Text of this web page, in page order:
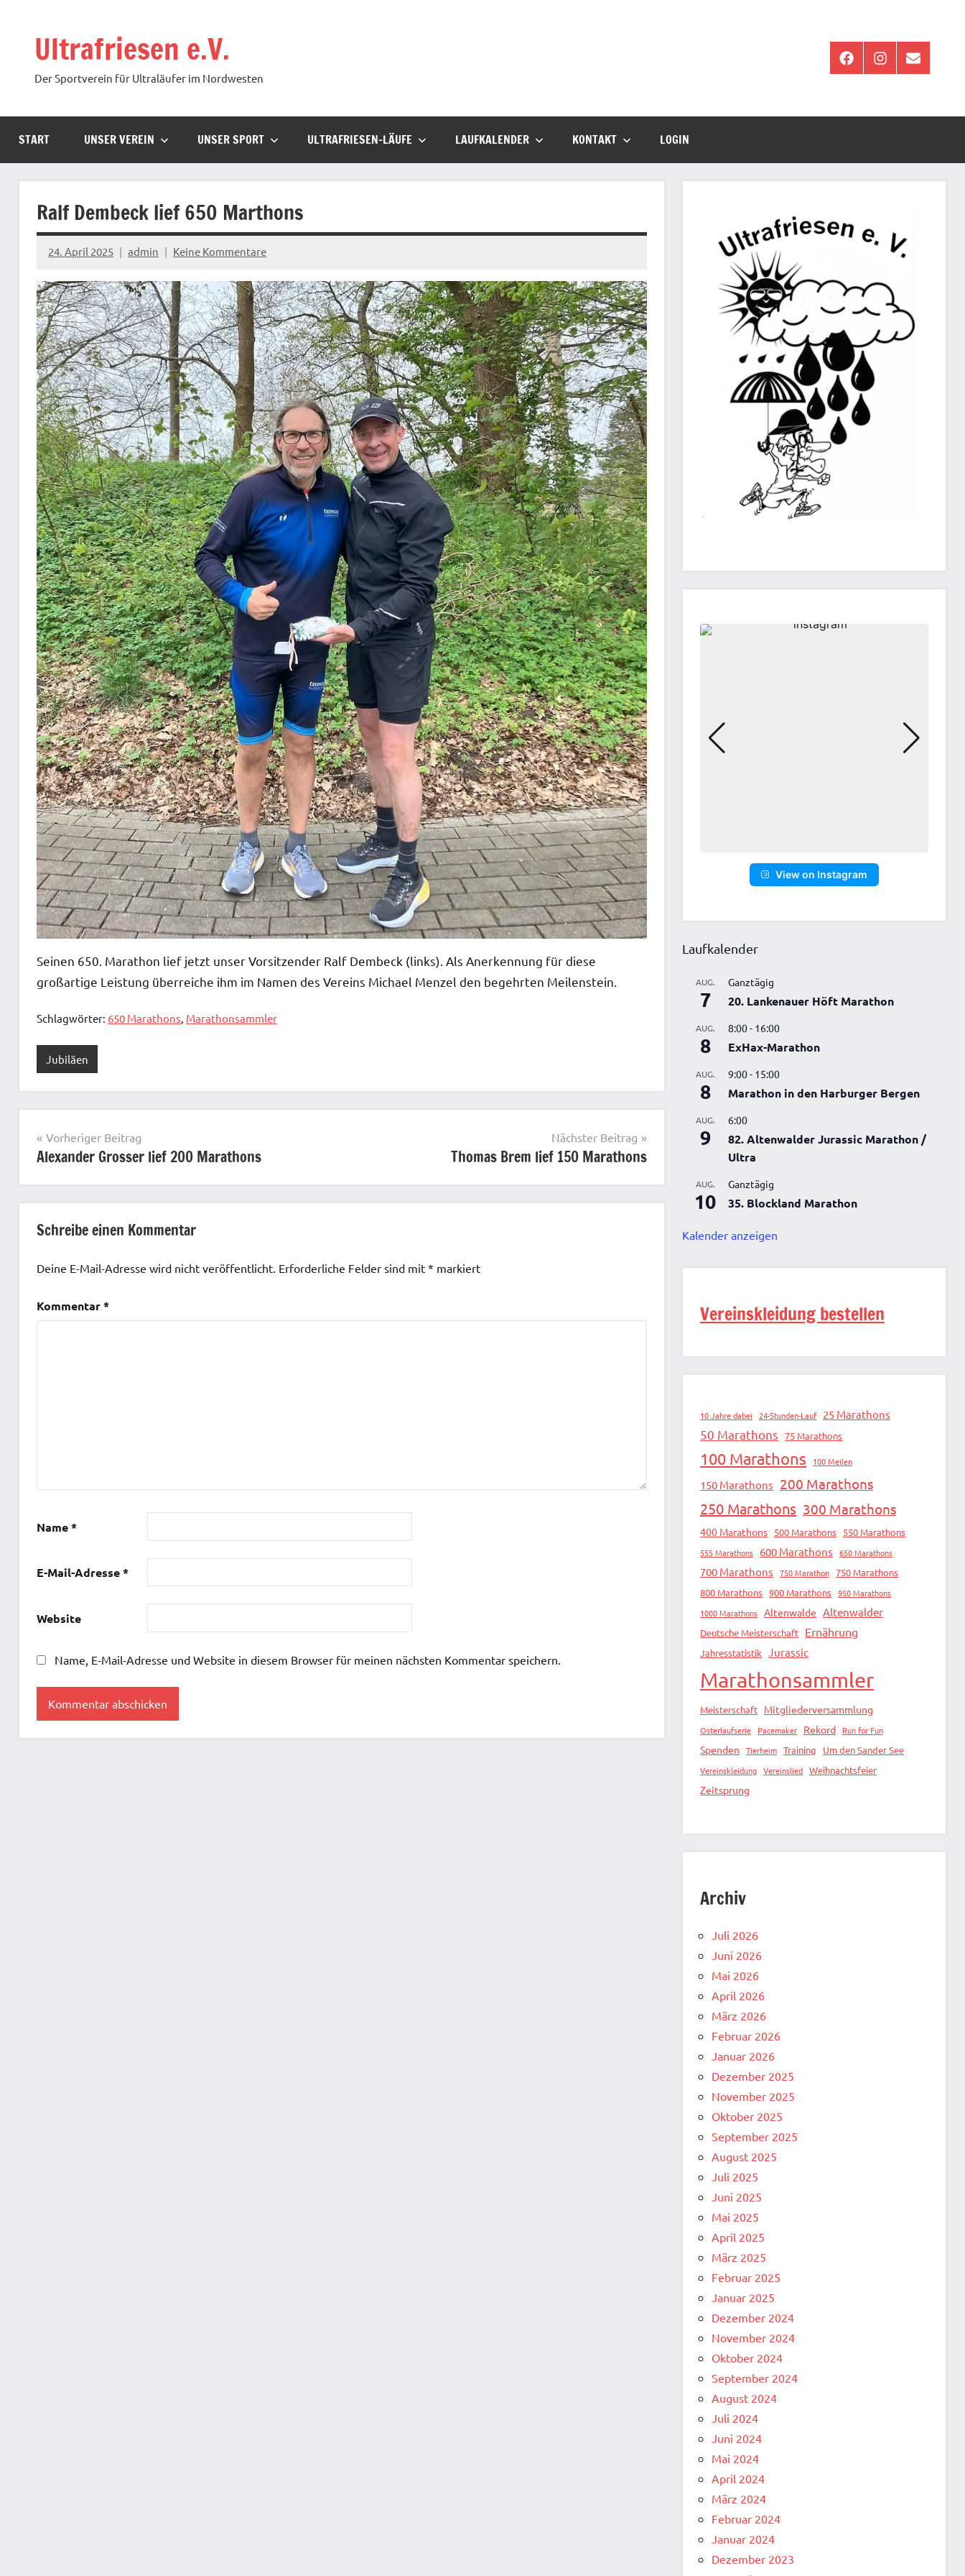
Ultrafriesen e.V.
Der Sportverein für Ultraläufer im Nordwesten
FacebookInstagram
E-
START UNSER VEREIN UNSER SPORT ULTRAFRIESEN-LÄUFE LAUFKALENDER KONTAKT LOGIN
Ralf Dembeck lief 650 Marthons
24. April 2025 admin Keine Kommentare
Seinen 650. Marathon lief jetzt unser Vorsitzender Ralf Dembeck (links). Als Anerkennung für diese
großartige Leistung überreiche ihm im Namen des Vereins Michael Menzel den begehrten Meilenstein.
Schlagwörter: 650 Marathons, Marathonsammler
Jubiläen
Beitragsnavigation
Vorheriger Beitrag
Alexander Grosser lief 200 Marathons
Nächster Beitrag
Thomas Brem lief 150 Marathons
Schreibe einen Kommentar
Deine E-Mail-Adresse wird nicht veröffentlicht. Erforderliche Felder sind mit * markiert
Kommentar*
Name*
E-Mail-Adresse*
Website
Name, E-Mail-Adresse und Website in diesem Browser für meinen nächsten Kommentar speichern.
View on Instagram
Laufkalender
AUG.
7
Ganztägig
20. Lankenauer Höft Marathon
AUG.
8
8:00- 16:00
ExHax-Marathon
AUG.
8
9:00- 15:00
Marathon in den Harburger Bergen
AUG.
9
6:00
82. Altenwalder Jurassic Marathon /
Ultra
AUG.
10
Ganztägig
35. Blockland Marathon
Kalender anzeigen
Vereinskleidung bestellen
10 Jahre dabei 24-Stunden-Lauf 25 Marathons
50 Marathons 75 Marathons
100 Marathons 100 Meilen
150 Marathons 200 Marathons
250 Marathons 300 Marathons
400 Marathons 500 Marathons 550 Marathons
555 Marathons 600 Marathons 650 Marathons
700 Marathons 750 Marathon 750 Marathons
800 Marathons 900 Marathons 950 Marathons
1000 Marathons Altenwalde Altenwalder
Deutsche Meisterschaft Ernährung
Jahresstatistik Jurassic
Marathonsammler
Meisterschaft Mitgliederversammlung
Osterlaufserie Pacemaker Rekord Run for Fun
Spenden Tierheim Training Um den Sander See
Vereinskleidung Vereinslied Weihnachtsfeier
Zeitsprung
Archiv
Juli 2026
Juni 2026
Mai 2026
April 2026
März 2026
Februar 2026
Januar 2026
Dezember 2025
November 2025
Oktober 2025
September 2025
August 2025
Juli 2025
Juni 2025
Mai 2025
April 2025
März 2025
Februar 2025
Januar 2025
Dezember 2024
November 2024
Oktober 2024
September 2024
August 2024
Juli 2024
Juni 2024
Mai 2024
April 2024
März 2024
Februar 2024
Januar 2024
Dezember 2023